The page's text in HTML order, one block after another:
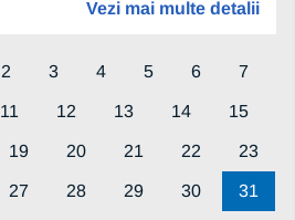
Vezi mai multe detalii
2 3 4 5 6 7
11 12 13 14 15
19 20 21 22 23
27 28 29 30 31